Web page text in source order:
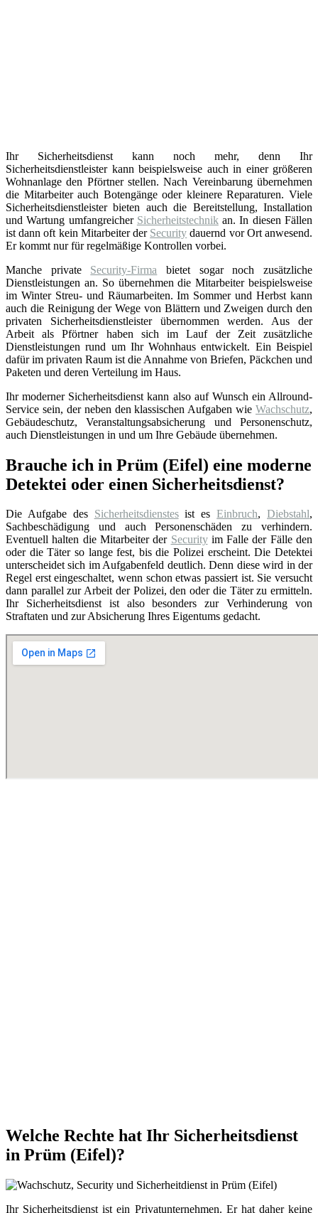
Ihr Sicherheitsdienst kann noch mehr, denn Ihr
Sicherheitsdienstleister kann beispielsweise auch in einer größeren
Wohnanlage den Pförtner stellen. Nach Vereinbarung übernehmen
die Mitarbeiter auch Botengänge oder kleinere Reparaturen. Viele
Sicherheitsdienstleister bieten auch die Bereitstellung, Installation
und Wartung umfangreicher Sicherheitstechnikan. In diesen Fällen
ist dann oft kein Mitarbeiter der Security dauernd vor Ort anwesend.
Er kommt nur für regelmäßige Kontrollen vorbei.
Manche private Security-Firma bietet sogar noch zusätzliche
Dienstleistungen an. So übernehmen die Mitarbeiter beispielsweise
im Winter Streu- und Räumarbeiten. Im Sommer und Herbst kann
auch die Reinigung der Wege von Blättern und Zweigen durch den
privaten Sicherheitsdienstleister übernommen werden. Aus der
Arbeit als Pförtner haben sich im Lauf der Zeit zusätzliche
Dienstleistungen rund um Ihr Wohnhaus entwickelt. Ein Beispiel
dafür im privaten Raum ist die Annahme von Briefen, Päckchen und
Paketen und deren Verteilung im Haus.
Ihr moderner Sicherheitsdienst kann also auf Wunsch ein Allround-
Service sein, der neben den klassischen Aufgaben wie Wachschutz,
Gebäudeschutz, Veranstaltungsabsicherung und Personenschutz,
auch Dienstleistungen in und um Ihre Gebäude übernehmen.
Brauche ich in Prüm (Eifel) eine moderne
Detektei oder einen Sicherheitsdienst?
Die Aufgabe des Sicherheitsdienstesist esEinbruch,Diebstahl,
Sachbeschädigung und auch Personenschäden zu verhindern.
Eventuell halten die Mitarbeiter der Securityim Falle der Fälle den
oder die Täter so lange fest, bis die Polizei erscheint. Die Detektei
unterscheidet sich im Aufgabenfeld deutlich. Denn diese wird in der
Regel erst eingeschaltet, wenn schon etwas passiert ist. Sie versucht
dann parallel zur Arbeit der Polizei, den oder die Täter zu ermitteln.
Ihr Sicherheitsdienst ist also besonders zur Verhinderung von
Straftaten und zur Absicherung Ihres Eigentums gedacht.
Welche Rechte hat Ihr Sicherheitsdienst
in Prüm (Eifel)?
Ihr Sicherheitsdienst ist ein Privatunternehmen. Er hat daher keine